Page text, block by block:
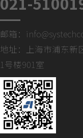
邮箱：
地址：上海市浦东新
1号楼901室